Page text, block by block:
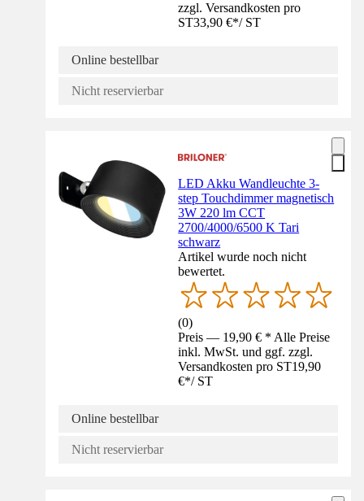
zzgl. Versandkosten pro
ST33,90 €*/ ST
Online bestellbar
Nicht reservierbar
LED Akku Wandleuchte 3-
step Touchdimmer magnetisch
3W 220 lm CCT
2700/4000/6500 K Tari
schwarz
Artikel wurde noch nicht
bewertet.
(0)
Preis — 19,90 € * Alle Preise
inkl. MwSt. und ggf. zzgl.
Versandkosten pro ST19,90
€*/ ST
Online bestellbar
Nicht reservierbar